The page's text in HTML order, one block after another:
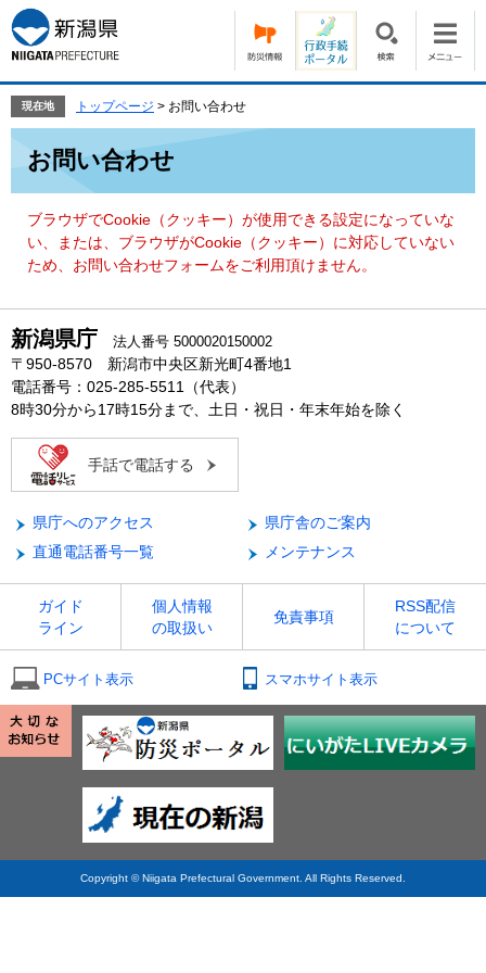
ー
ジ
の
頭
す。
ニ
ュ
ー
飛
て
現在地 トップページ > お問い合わせ
お問い合わせ
ブラウザでCookie（クッキー）が使用できる設定になっていな
い、または、ブラウザがCookie（クッキー）に対応していない
ため、お問い合わせフォームをご利用頂けません。
新潟県庁 法人番号 5000020150002
〒950-8570 新潟市中央区新光町4番地1
電話番号：025-285-5511（代表）
8時30分から17時15分まで、土日・祝日・年末年始を除く
手話で電話する
県庁へのアクセス
県庁舎のご案内
直通電話番号一覧
メンテナンス
ガイド
ライン
個人情報
の取扱い
免責事項
RSS配信
について
PCサイト表示 スマホサイト表示
Copyright © Niigata Prefectural Government. All Rights Reserved.